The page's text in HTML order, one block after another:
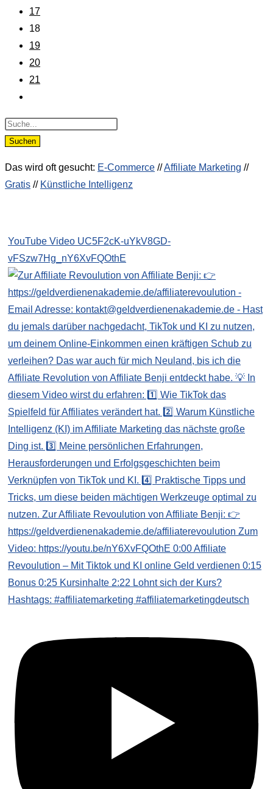
17
18
19
20
21
Products
search
Suchen
Das wird oft gesucht: E-Commerce //Affiliate Marketing //
Gratis // Künstliche Intelligenz
YouTube Video UC5F2cK-uYkV8GD-
vFSzw7Hg_nY6XvFQOthE